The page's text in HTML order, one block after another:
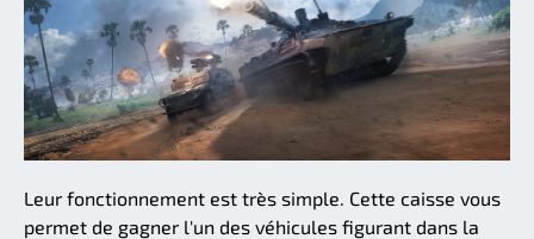
Leur fonctionnement est très simple. Cette caisse vous
permet de gagner l'un des véhicules figurant dans la